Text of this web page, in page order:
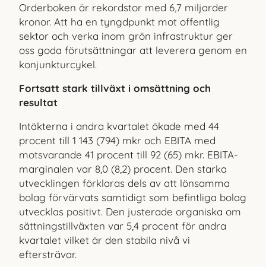
Orderboken är rekordstor med 6,7 miljarder
kronor. Att ha en tyngdpunkt mot offentlig
sektor och verka inom grön infrastruktur ger
oss goda förutsättningar att leverera genom en
konjunkturcykel.
Fortsatt stark tillväxt i omsättning och
resultat
Intäkterna i andra kvartalet ökade med 44
procent till 1 143 (794) mkr och EBITA med
motsvarande 41 procent till 92 (65) mkr. EBITA-
marginalen var 8,0 (8,2) procent. Den starka
utvecklingen förklaras dels av att lönsamma
bolag förvärvats samtidigt som befintliga bolag
utvecklas positivt. Den justerade organiska om
sättningstillväxten var 5,4 procent för andra
kvartalet vilket är den stabila nivå vi
eftersträvar.